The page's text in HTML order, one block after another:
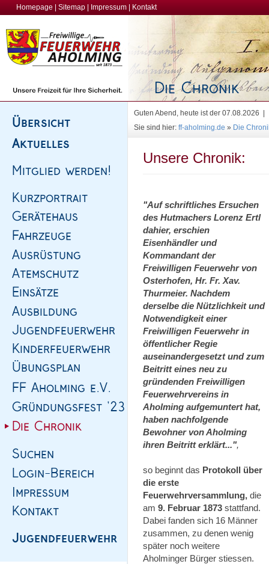
Homepage Sitemap Impressum Kontakt
Guten Abend, heute ist der 07.08.2026 |
Sie sind hier: ff-aholming.de » Die
Unsere Chronik:
"Auf schriftliches Ersuchen
des Hutmachers Lorenz Ertl
dahier, erschien
Eisenhändler und
Kommandant der
Freiwilligen Feuerwehr von
Osterhofen, Hr. Fr. Xav.
Thurmeier. Nachdem
derselbe die Nützlichkeit und
Notwendigkeit einer
Freiwilligen Feuerwehr in
öffentlicher Regie
auseinandergesetzt und zum
Beitritt eines neu zu
gründenden Freiwilligen
Feuerwehrvereins in
Aholming aufgemuntert hat,
haben nachfolgende
Bewohner von Aholming
ihren Beitritt erklärt...",
so beginnt das Protokoll über
die erste
Feuerwehrversammlung, die
am 9. Februar 1873 stattfand.
Dabei fanden sich 16 Männer
zusammen, zu denen wenig
später noch weitere
Aholminger Bürger stiessen.